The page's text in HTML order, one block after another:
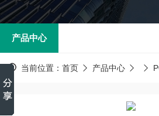
产品中心
当前位置： 首页 产品中心